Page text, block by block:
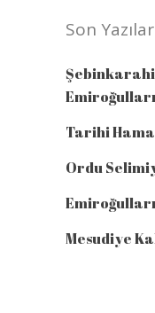
Son Yazılar
Emiroğulları
Tarihi
Ordu
Mesudiye